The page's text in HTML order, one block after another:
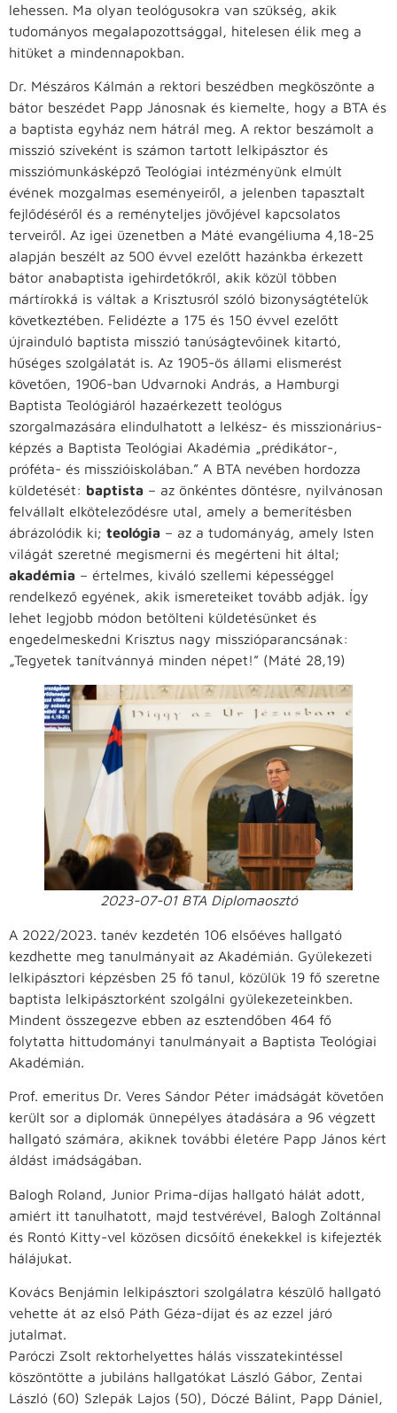
lehessen. Ma olyan teológusokra van szükség, akik
tudományos megalapozottsággal, hitelesen élik meg a
hitüket a mindennapokban.
Dr. Mészáros Kálmán a rektori beszédben megköszönte a
bátor beszédet Papp Jánosnak és kiemelte, hogy a BTA és
a baptista egyház nem hátrál meg. A rektor beszámolt a
misszió szíveként is számon tartott lelkipásztor és
missziómunkásképző Teológiai intézményünk elmúlt
évének mozgalmas eseményeiről, a jelenben tapasztalt
fejlődéséről és a reményteljes jövőjével kapcsolatos
terveiről. Az igei üzenetben a Máté evangéliuma 4,18-25
alapján beszélt az 500 évvel ezelőtt hazánkba érkezett
bátor anabaptista igehirdetőkről, akik közül többen
mártírokká is váltak a Krisztusról szóló bizonyságtételük
következtében. Felidézte a 175 és 150 évvel ezelőtt
újrainduló baptista misszió tanúságtevőinek kitartó,
hűséges szolgálatát is. Az 1905-ös állami elismerést
követően, 1906-ban Udvarnoki András, a Hamburgi
Baptista Teológiáról hazaérkezett teológus
szorgalmazására elindulhatott a lelkész- és misszionárius-
képzés a Baptista Teológiai Akadémia „prédikátor-,
próféta- és misszióiskolában.” A BTA nevében hordozza
küldetését: baptista – az önkéntes döntésre, nyilvánosan
felvállalt elköteleződésre utal, amely a bemerítésben
ábrázolódik ki; teológia – az a tudományág, amely Isten
világát szeretné megismerni és megérteni hit által;
akadémia – értelmes, kiváló szellemi képességgel
rendelkező egyének, akik ismereteiket tovább adják. Így
lehet legjobb módon betölteni küldetésünket és
engedelmeskedni Krisztus nagy misszióparancsának:
„Tegyetek tanítvánnyá minden népet!” (Máté 28,19)
2023-07-01 BTA Diplomaosztó
A 2022/2023. tanév kezdetén 106 elsőéves hallgató
kezdhette meg tanulmányait az Akadémián. Gyülekezeti
lelkipásztori képzésben 25 fő tanul, közülük 19 fő szeretne
baptista lelkipásztorként szolgálni gyülekezeteinkben.
Mindent összegezve ebben az esztendőben 464 fő
folytatta hittudományi tanulmányait a Baptista Teológiai
Akadémián.
Prof. emeritus Dr. Veres Sándor Péter imádságát követően
került sor a diplomák ünnepélyes átadására a 96 végzett
hallgató számára, akiknek további életére Papp János kért
áldást imádságában.
Balogh Roland, Junior Prima-díjas hallgató hálát adott,
amiért itt tanulhatott, majd testvérével, Balogh Zoltánnal
és Rontó Kitty-vel közösen dicsőítő énekekkel is kifejezték
hálájukat.
Kovács Benjámin lelkipásztori szolgálatra készülő hallgató
vehette át az első Páth Géza-díjat és az ezzel járó
jutalmat.
Paróczi Zsolt rektorhelyettes hálás visszatekintéssel
köszöntötte a jubiláns hallgatókat László Gábor, Zentai
László (60) Szlepák Lajos (50), Dóczé Bálint, Papp Dániel,